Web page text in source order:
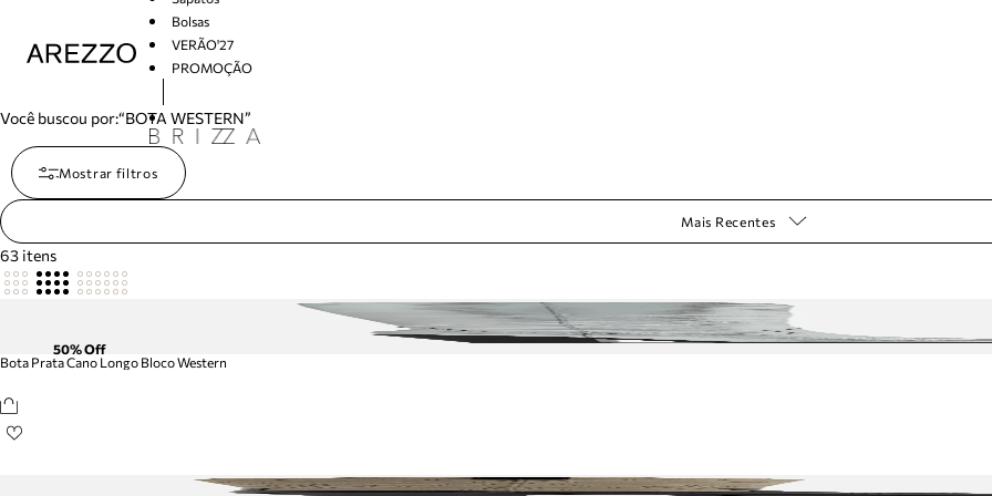
Bolsas
VERÃO'27
PROMOÇÃO
Você buscou por:“BOTA WESTERN”
Mostrar filtros
Mais Recentes
63 itens
50% Off
Bota Prata Cano Longo Bloco Western